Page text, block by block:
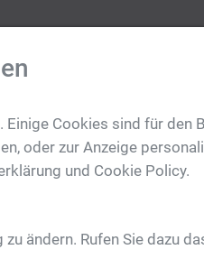
für CH/FL
blau
Cookies sind für den
oder zur Anzeige
und Cookie Policy.
ändern. Rufen Sie dazu